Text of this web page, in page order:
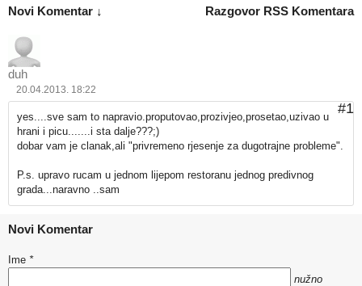
Razgovor RSS Komentara
Novi Komentar ↓
duh
20.04.2013. 18:22
#1
yes....sve sam to napravio.proputovao,prozivjeo,prosetao,uzivao u
hrani i picu.......i sta dalje???;)
dobar vam je clanak,ali "privremeno rjesenje za dugotrajne probleme".
P.s. upravo rucam u jednom lijepom restoranu jednog predivnog
grada...naravno ..sam
Novi Komentar
Ime *
nužno